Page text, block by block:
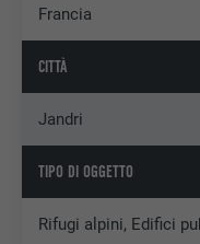
Francia
CITTÀ
Jandri
TIPO DI OGGETTO
Rifugi alpini, Edifici